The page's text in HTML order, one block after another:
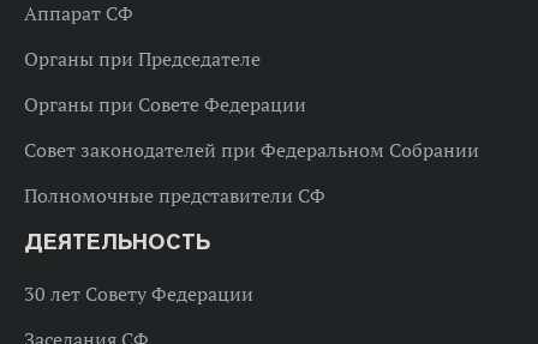
Аппарат СФ
Органы при Председателе
Органы при Совете Федерации
Совет законодателей при Федеральном Собрании
Полномочные представители СФ
ДЕЯТЕЛЬНОСТЬ
30 лет Совету Федерации
Заседания СФ